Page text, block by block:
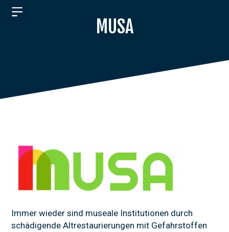
ÜBER
UNS
JOBS
MUSA
Immer wieder sind museale Institutionen durch
schädigende Altrestaurierungen mit Gefahrstoffen